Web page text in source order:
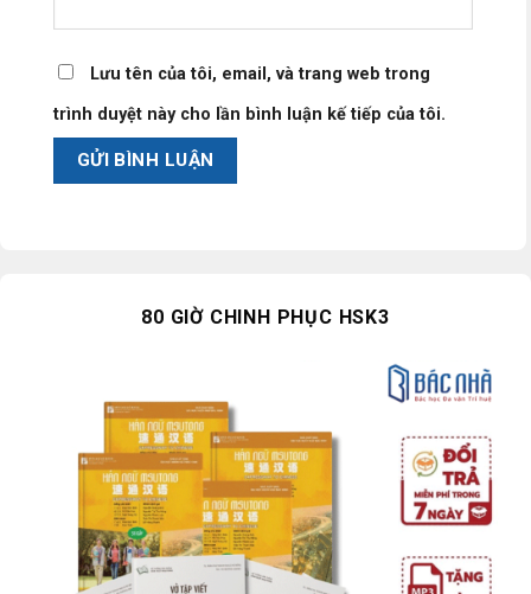
Lưu tên của tôi, email, và trang web trong
trình duyệt này cho lần bình luận kế tiếp của tôi.
80 GIỜ CHINH PHỤC HSK3